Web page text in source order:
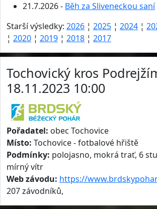
21.7.2026 - Běh za Sliveneckou saní
Starší výsledky: 2026 ¦ 2025 ¦ 2024 ¦
¦ 2020 ¦ 2019 ¦ 2018 ¦ 2017
Tochovický kros
18.11.2023 10:00
Pořadatel: obec Tochovice
Místo: Tochovice - fotbalové hřiště
Podmínky: polojasno, mokrá trať, 6
mírný vítr
Web závodu: https://
207 závodníků,